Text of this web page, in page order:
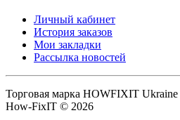
Личный кабинет
История заказов
Мои закладки
Рассылка новостей
Торговая марка HOWFIXIT Ukraine
How-FixIT © 2026